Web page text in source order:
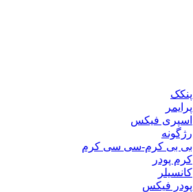
پنکک
پرایمر
اسپری فیکس
رژگونه
بی بی کرم-سی سی کرم
کرم پودر
کانسیلر
پودر فیکس